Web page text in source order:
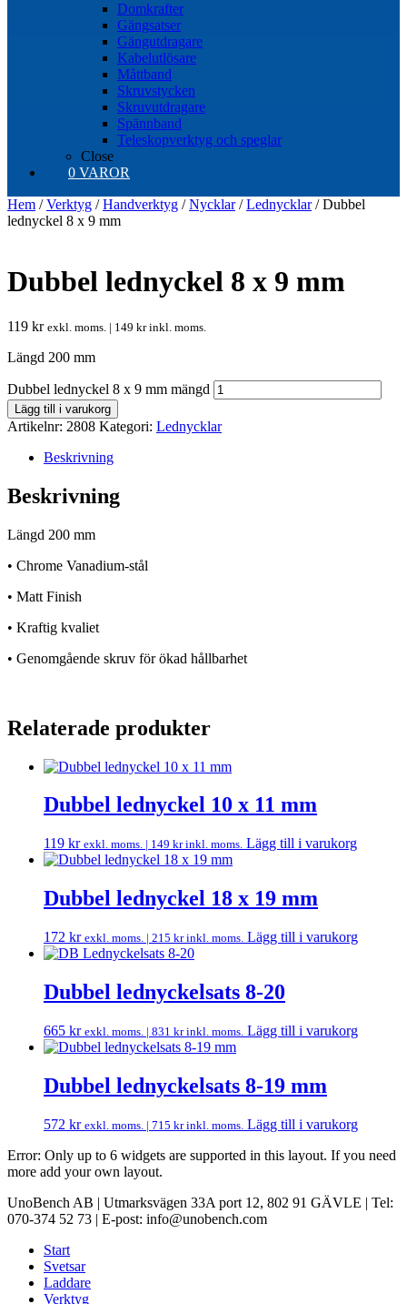
Domkrafter
Gängsatser
Gängutdragare
Kabelutlösare
Måttband
Skruvstycken
Skruvutdragare
Spännband
Teleskopverktyg och speglar
Close
0 VAROR
Hem /Verktyg /Handverktyg /Nycklar/Lednycklar/ Dubbel
lednyckel 8 x 9 mm
Dubbel lednyckel 8 x 9 mm
119 kr exkl. moms. | 149 krinkl. moms.
Längd 200 mm
Dubbel lednyckel 8 x 9 mm mängd
Lägg till i varukorg
Artikelnr: 2808 Kategori: Lednycklar
Beskrivning
Beskrivning
Längd 200 mm
• Chrome Vanadium-stål
• Matt Finish
• Kraftig kvaliet
• Genomgående skruv för ökad hållbarhet
Relaterade produkter
Dubbel lednyckel 10 x 11 mm
119 kr exkl. moms. | 149 krinkl. moms. Lägg till i varukorg
Dubbel lednyckel 18 x 19 mm
172 kr exkl. moms. | 215 krinkl. moms. Lägg till i varukorg
Dubbel lednyckelsats 8-20
665 kr exkl. moms. | 831 krinkl. moms. Lägg till i varukorg
Dubbel lednyckelsats 8-19 mm
572 kr exkl. moms. | 715 krinkl. moms. Lägg till i varukorg
Error: Only up to 6 widgets are supported in this layout. If you need
more add your own layout.
UnoBench AB | Utmarksvägen 33A port 12, 802 91 GÄVLE | Tel:
070-374 52 73 | E-post: info@unobench.com
Start
Svetsar
Laddare
Verktyg